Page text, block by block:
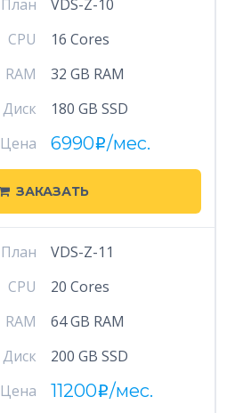
План
VDS-Z-10
CPU
16 Cores
RAM
32 GB RAM
Диск
180 GB SSD
Цена
6990i/мес.
ЗАКАЗАТЬ
План
VDS-Z-11
CPU
20 Cores
RAM
64 GB RAM
Диск
200 GB SSD
Цена
11200i/мес.